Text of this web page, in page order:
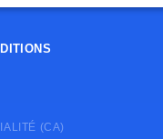
(CA)